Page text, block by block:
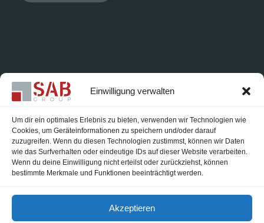
Einwilligung verwalten
Um dir ein optimales Erlebnis zu bieten, verwenden wir Technologien wie
Cookies, um Geräteinformationen zu speichern und/oder darauf
zuzugreifen. Wenn du diesen Technologien zustimmst, können wir Daten
wie das Surfverhalten oder eindeutige IDs auf dieser Website verarbeiten.
Wenn du deine Einwilligung nicht erteilst oder zurückziehst, können
bestimmte Merkmale und Funktionen beeinträchtigt werden.
Akzeptieren
Karriere
Impressum
Datenschutzerklärung
Cookie-Richtlinie (EU)